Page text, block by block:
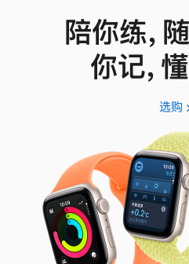
陪你练，
你记，
选购